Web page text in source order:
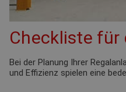
Checkliste für
Bei der Planung Ihrer
und Effizienz spielen eine